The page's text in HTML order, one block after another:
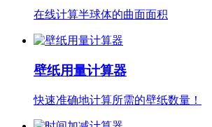
在线计算半球体的曲面面积
壁纸用量计算器
快速准确地计算所需的壁纸数量！